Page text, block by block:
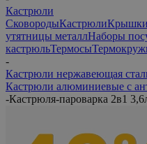
Кастрюли
СковородыКастрюлиКрышки
утятницы металлНаборы
кастрюльТермосы
-
Кастрюли нержавеющая
Кастрюли алюминиевые с
-Кастрюля-пароварка 2в1